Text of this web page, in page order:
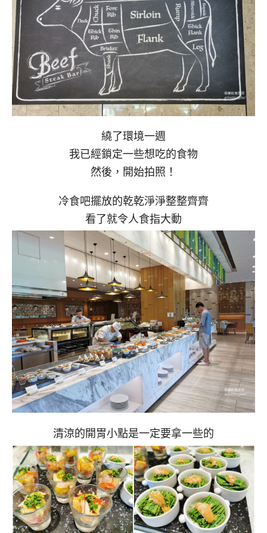
繞了環境一週
我已經鎖定一些想吃的食物
然後，開始拍照！
冷食吧擺放的乾乾淨淨整整齊齊
看了就令人食指大動
清涼的開胃小點是一定要拿一些的